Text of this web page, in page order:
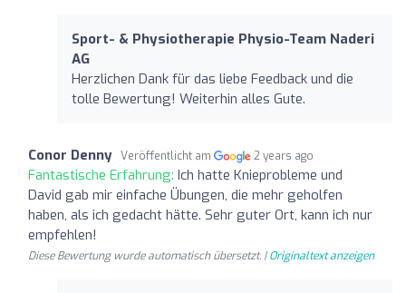
Sport- & Physiotherapie Physio-Team Naderi
AG
Herzlichen Dank für das liebe Feedback und die
tolle Bewertung! Weiterhin alles Gute.
Conor Denny Veröffentlicht am 2 years ago
Fantastische Erfahrung: Ich hatte Knieprobleme und
David gab mir einfache Übungen, die mehr geholfen
haben, als ich gedacht hätte. Sehr guter Ort, kann ich nur
empfehlen!
Diese Bewertung wurde automatisch übersetzt. |Originaltext anzeigen